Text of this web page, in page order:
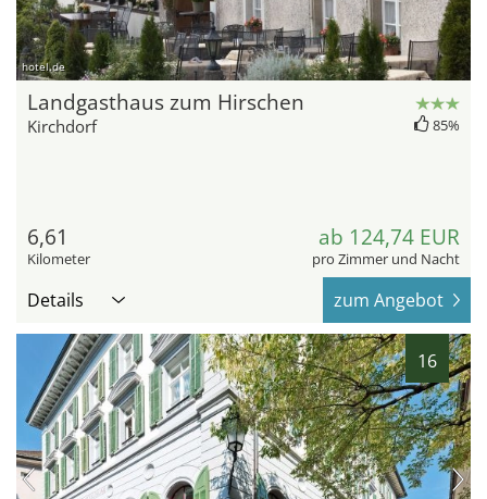
hotel.de
Landgasthaus zum Hirschen
Kirchdorf 85%
6,61
Kilometer
ab 124,74 EUR
pro Zimmer und Nacht
Details zum Angebot
16